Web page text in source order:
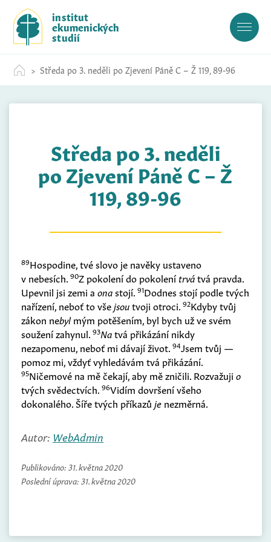
c
institut
ekumenických
studií
Středa po 3. neděli po Zjevení Páně C – Ž 119, 89-96
Středa po 3. neděli
po Zjevení Páně C – Ž
119, 89-96
89Hospodine, tvé slovo je navěky ustaveno
v nebesích. 90Z pokolení do pokolenítrvátvá pravda.
Upevnil jsi zemi a onastojí. 91Dodnes stojí podle tvých
nařízení, neboť to všejsoutvoji otroci. 92Kdyby tvůj
zákon nebylmým potěšením, byl bych už ve svém
soužení zahynul. 93Natvá přikázání nikdy
nezapomenu, neboť mi dávají život. 94Jsem tvůj —
pomoz mi, vždyť vyhledávám tvá přikázání.
95Ničemové na mě čekají, aby mě zničili. Rozvažuji o
tvých svědectvích. 96Vidím dovršení všeho
dokonalého. Šíře tvých příkazů je nezměrná.
Autor: WebAdmin
Publikováno: 31. května 2020
Poslední úprava: 31. května 2020